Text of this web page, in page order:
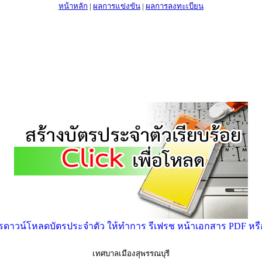
หน้าหลัก | ผลการแข่งขัน | ผลการลงทะเบียน
าวน์โหลดบัตรประจำตัว ให้ทำการ รีเฟรช หน้าเอกสาร PDF ห
เทศบาลเมืองสุพรรณบุรี